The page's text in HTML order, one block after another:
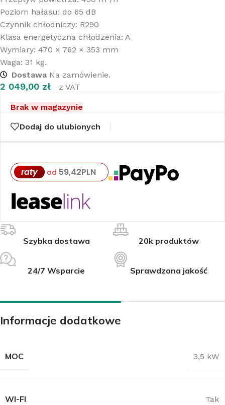
Poziom hałasu: do 65 dB
Czynnik chłodniczy: R290
Klasa energetyczna chłodzenia: A
Wymiary: 470 × 762 × 353 mm
Waga: 31 kg.
DostawaNa zamówienie.
2 049,00 zł z VAT
Brak w magazynie
Dodaj do ulubionych
raty od 59,42PLN
Szybka dostawa 20k produktów
24/7 Wsparcie Sprawdzona jakość
Informacje dodatkowe
MOC 3,5 kW
WI-FI Tak